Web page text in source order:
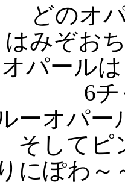
どのオ
はみぞお
オパール
6
ーオパー
そしてピ
にぽわ